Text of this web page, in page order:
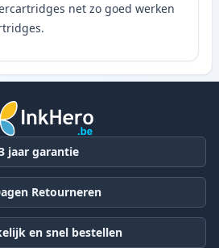
net zo goed werken
jaar garantie
Retourneren
en snel bestellen